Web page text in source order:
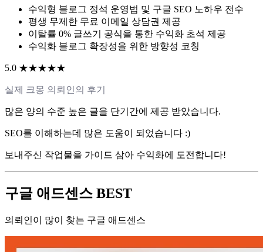
수익형 블로그 정석 운영법 및 구글 SEO 노하우 전수
평생 무제한 무료 이메일 상담권 제공
이탈률 0% 글쓰기 공식을 통한 수익화 초석 제공
수익화 블로그 확장성을 위한 방향성 코칭
5.0 ★★★★★
실제 크몽 의뢰인의 후기
많은 양의 수준 높은 글을 단기간에 제공 받았습니다.
SEO를 이해하는데 많은 도움이 되었습니다 :)
보내주신 작업물을 가이드 삼아 수익화에 도전합니다!
구글 애드센스 BEST
의뢰인이 많이 찾는 구글 애드센스